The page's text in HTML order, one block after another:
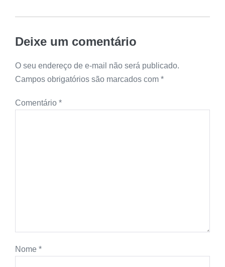
Deixe um comentário
O seu endereço de e-mail não será publicado.
Campos obrigatórios são marcados com *
Comentário *
Nome *